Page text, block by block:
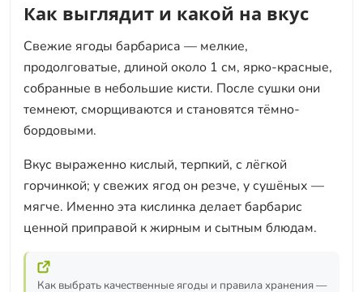
Как выглядит и какой на вкус
Свежие ягоды барбариса — мелкие,
продолговатые, длиной около 1 см, ярко-красные,
собранные в небольшие кисти. После сушки они
темнеют, сморщиваются и становятся тёмно-
бордовыми.
Вкус выраженно кислый, терпкий, с лёгкой
горчинкой; у свежих ягод он резче, у сушёных —
мягче. Именно эта кислинка делает барбарис
ценной приправой к жирным и сытным блюдам.
Как выбрать качественные ягоды и правила хранения —